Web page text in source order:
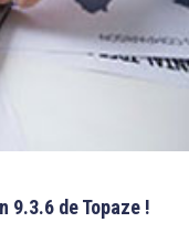
de Topaze !